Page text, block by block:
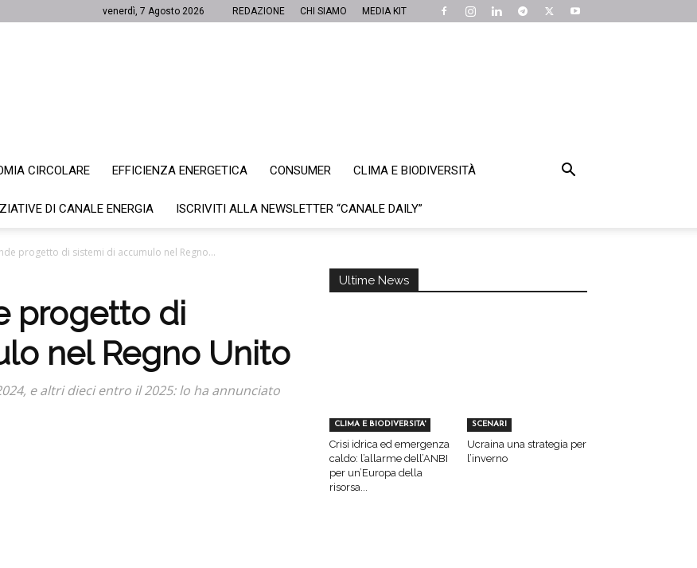
venerdì, 7 Agosto 2026 REDAZIONE CHI SIAMO MEDIA KIT
CIRCOLARE EFFICIENZA ENERGETICA CONSUMER CLIMA E BIODIVERSITÀ
DI CANALE ENERGIA ISCRIVITI ALLA NEWSLETTER “CANALE DAILY”
progetto di sistemi di accumulo nel Regno...
progetto di
nel Regno Unito
e altri dieci entro il 2025: lo ha annunciato
Ultime News
CLIMA E BIODIVERSITA'
Crisi idrica ed emergenza
caldo: l’allarme dell’ANBI
per un’Europa della
risorsa...
SCENARI
Ucraina una strategia per
l’inverno